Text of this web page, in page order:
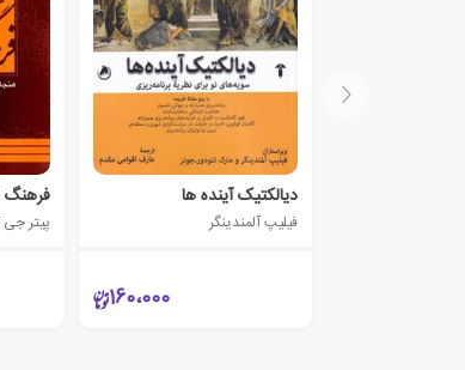
دیالکتیک آینده ها
فیلیپ آلمندینگر
160،000
فرهنگ
پیتر جی